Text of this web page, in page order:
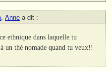
, Anne a dit :
ethnique dans laquelle tu
un thé nomade quand tu veux!!